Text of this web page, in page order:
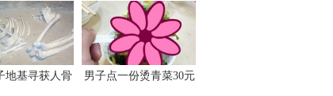
地基寻获人骨
男子点一份烫青菜30元